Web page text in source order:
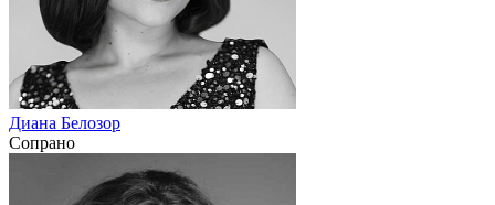
Диана Белозор
Сопрано